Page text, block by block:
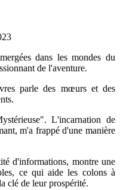
dans les mondes du
de l'aventure.
parle des mœurs et des
L'incarnation de
m'a frappé d'une manière
d'informations, montre une
ce qui aide les colons à
clé de leur prospérité.